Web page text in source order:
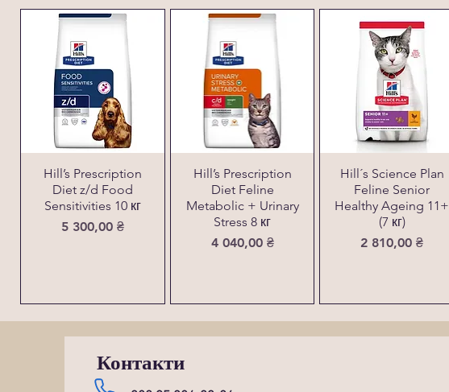
Hill’s Prescription
Diet z/d Food
Sensitivities 10 кг
Ціна
5 300,00 ₴
Hill’s Prescription
Diet Feline
Metabolic + Urinary
Stress 8 кг
Ціна
4 040,00 ₴
Hill´s Science Plan
Feline Senior
Healthy Ageing 11+
(7 кг)
Ціна
2 810,00 ₴
Контакти